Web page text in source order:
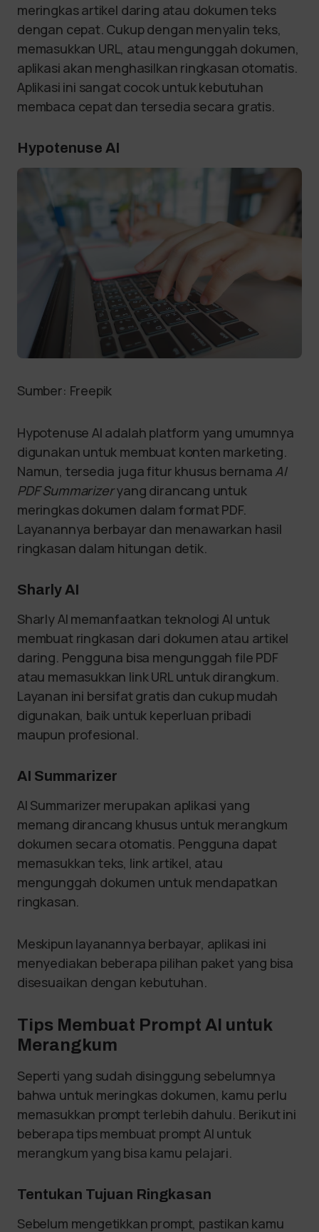
meringkas artikel daring atau dokumen teks
dengan cepat. Cukup dengan menyalin teks,
memasukkan URL, atau mengunggah dokumen,
aplikasi akan menghasilkan ringkasan otomatis.
Aplikasi ini sangat cocok untuk kebutuhan
membaca cepat dan tersedia secara gratis.
Hypotenuse AI
Sumber: Freepik
Hypotenuse AI adalah platform yang umumnya
digunakan untuk membuat konten marketing.
Namun, tersedia juga fitur khusus bernama AI
PDF Summarizeryang dirancang untuk
meringkas dokumen dalam format PDF.
Layanannya berbayar dan menawarkan hasil
ringkasan dalam hitungan detik.
Sharly AI
Sharly AI memanfaatkan teknologi AI untuk
membuat ringkasan dari dokumen atau artikel
daring. Pengguna bisa mengunggah file PDF
atau memasukkan link URL untuk dirangkum.
Layanan ini bersifat gratis dan cukup mudah
digunakan, baik untuk keperluan pribadi
maupun profesional.
AI Summarizer
AI Summarizer merupakan aplikasi yang
memang dirancang khusus untuk merangkum
dokumen secara otomatis. Pengguna dapat
memasukkan teks, link artikel, atau
mengunggah dokumen untuk mendapatkan
ringkasan.
Meskipun layanannya berbayar, aplikasi ini
menyediakan beberapa pilihan paket yang bisa
disesuaikan dengan kebutuhan.
Tips Membuat Prompt AI untuk
Merangkum
Seperti yang sudah disinggung sebelumnya
bahwa untuk meringkas dokumen, kamu perlu
memasukkan prompt terlebih dahulu. Berikut ini
beberapa tips membuat prompt AI untuk
merangkum yang bisa kamu pelajari.
Tentukan Tujuan Ringkasan
Sebelum mengetikkan prompt, pastikan kamu